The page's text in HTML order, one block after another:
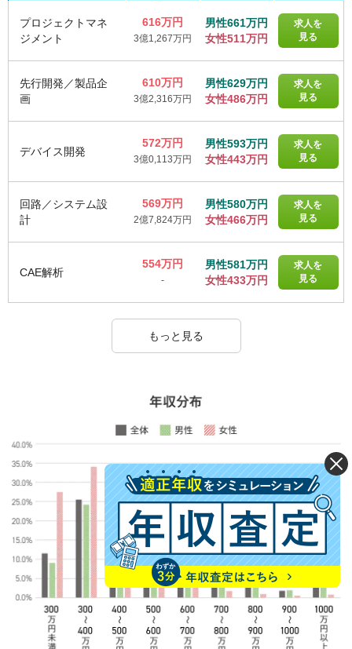
プロジェクトマネ
ジメント
616万円
3億1,267万円
男性661万円
女性511万円
求人を
見る
先行開発／製品企
画
610万円
3億2,316万円
男性629万円
女性486万円
求人を
見る
デバイス開発
572万円
3億0,113万円
男性593万円
女性443万円
求人を
見る
回路／システム設
計
569万円
2億7,824万円
男性580万円
女性466万円
求人を
見る
CAE解析
554万円
-
男性581万円
女性433万円
求人を
見る
もっと見る